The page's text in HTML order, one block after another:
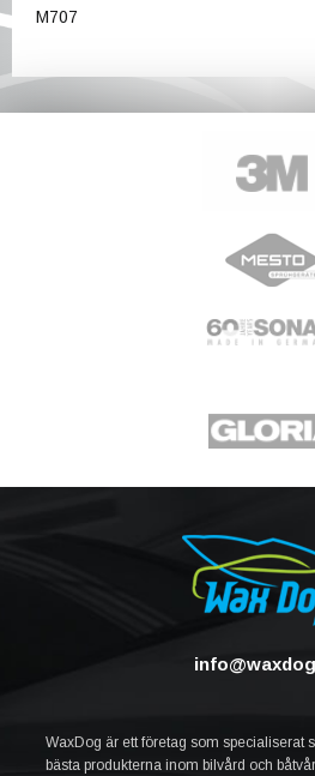
M707
WaxDog är ett företag som specialiserat
bästa produkterna inom bilvård och